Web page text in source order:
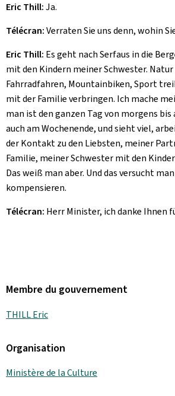
Eric Thill:Ja.
Télécran:Verraten Sie uns denn, wohin
Eric Thill: Es geht nach Serfaus in die
mit den Kindern meiner Schwester.
Fahrradfahren, Mountainbiken, Sport
mit der Familie verbringen. Ich mache
man ist den ganzen Tag von morgens
auch am Wochenende, und sieht viel,
der Kontakt zu den Liebsten, meiner
Familie, meiner Schwester mit den
Das weiß man aber. Und das versucht
kompensieren.
Télécran: Herr Minister, ich danke Ihnen
Membre du gouvernement
THILL Eric
Organisation
Ministère de la Culture